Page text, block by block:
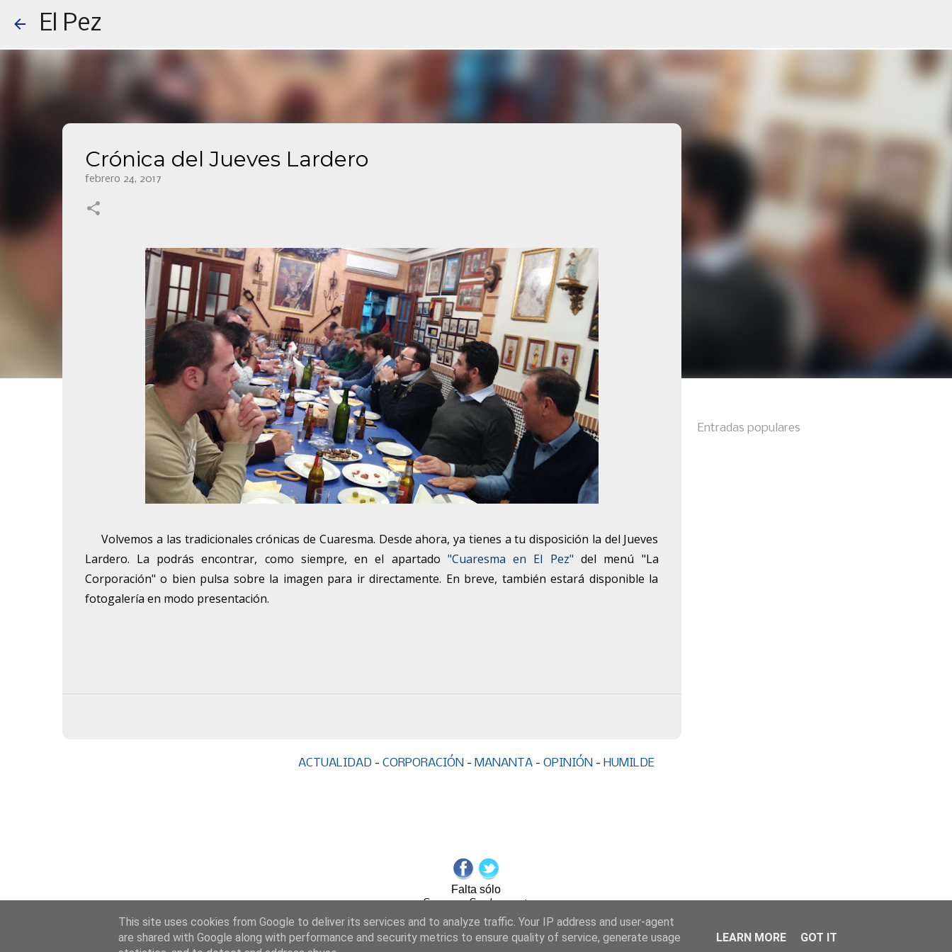
El Pez
Crónica del Jueves Lardero
febrero 24, 2017
Volvemos a las tradicionales crónicas de Cuaresma. Desde ahora, ya tienes a tu disposición la del Jueves
Lardero. La podrás encontrar, como siempre, en el apartado "Cuaresma en El Pez" del menú "La
Corporación" o bien pulsa sobre la imagen para ir directamente. En breve, también estará disponible la
fotogalería en modo presentación.
Entradas populares
ACTUALIDAD - CORPORACIÓN- MANANTA- OPINIÓN- HUMILDE
Falta sólo
Semana Santa 2026
Para Semana Santa
Calcula los usuarios online de tu web o blog
Copyright 2009 www.corporacionelpez.es
This site uses cookies from Google to deliver its services and to analyze traffic. Your IP address and user-agent
are shared with Google along with performance and security metrics to ensure quality of service, generate usage
LEARN MORE GOT IT